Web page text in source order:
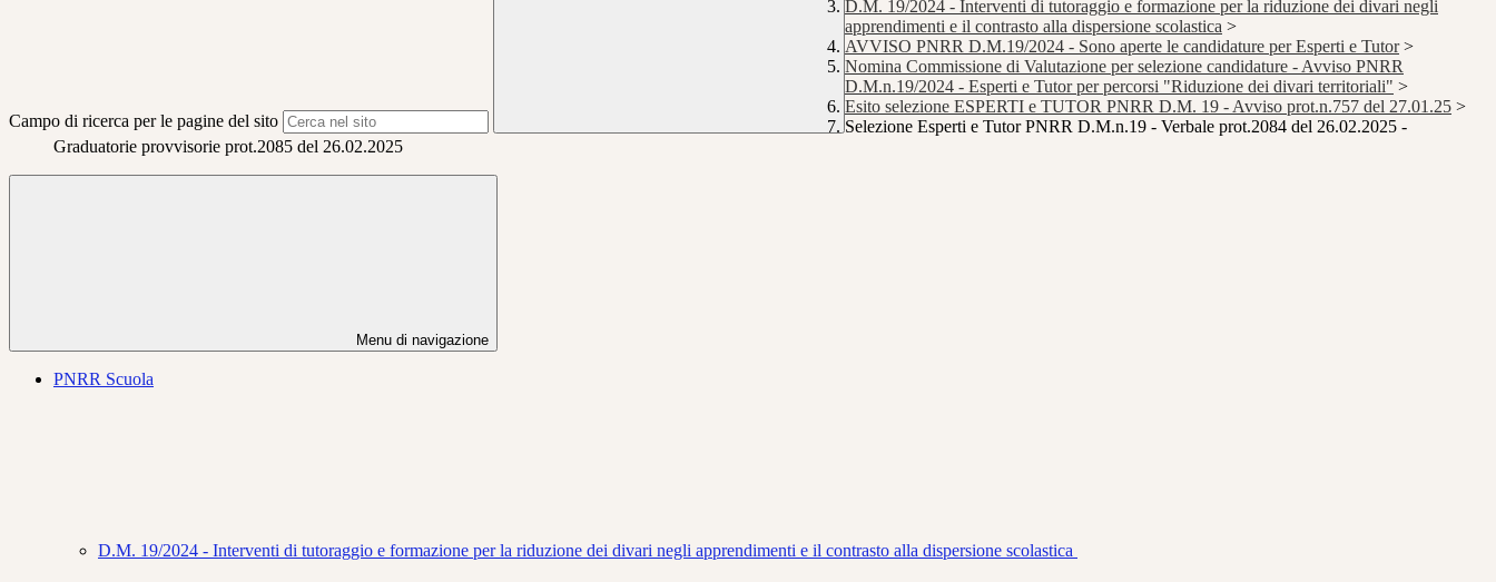
Campo di ricerca per le pagine del sito
D.M. 19/2024 - Interventi di tutoraggio e formazione per la riduzione dei divari negli
apprendimenti e il contrasto alla dispersione scolastica >
AVVISO PNRR D.M.19/2024 - Sono aperte le candidature per Esperti e Tutor >
Nomina Commissione di Valutazione per selezione candidature - Avviso PNRR
D.M.n.19/2024 - Esperti e Tutor per percorsi "Riduzione dei divari territoriali" >
Esito selezione ESPERTI e TUTOR PNRR D.M. 19 - Avviso prot.n.757 del 27.01.25 >
Selezione Esperti e Tutor PNRR D.M.n.19 - Verbale prot.2084 del 26.02.2025 -
Graduatorie provvisorie prot.2085 del 26.02.2025
Menu di navigazione
PNRR Scuola
D.M. 19/2024 - Interventi di tutoraggio e formazione per la riduzione dei divari negli apprendimenti e il contrasto alla dispersione scolastica